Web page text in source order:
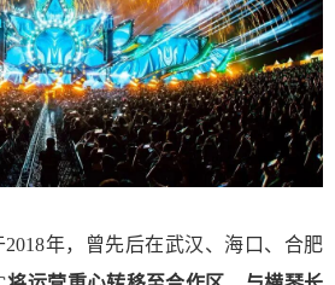
年，曾先后在武汉、海口、合肥